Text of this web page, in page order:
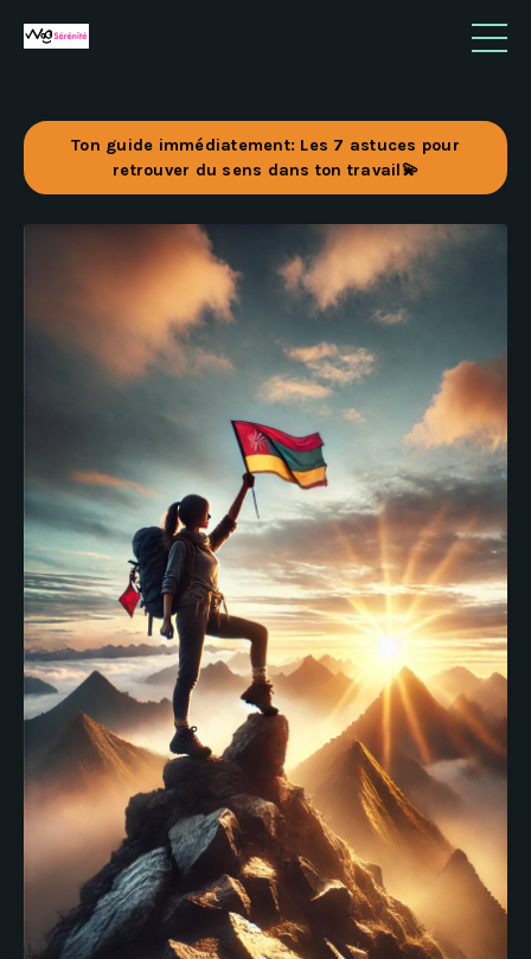
Ton guide immédiatement: Les 7 astuces pour
retrouver du sens dans ton travail💫